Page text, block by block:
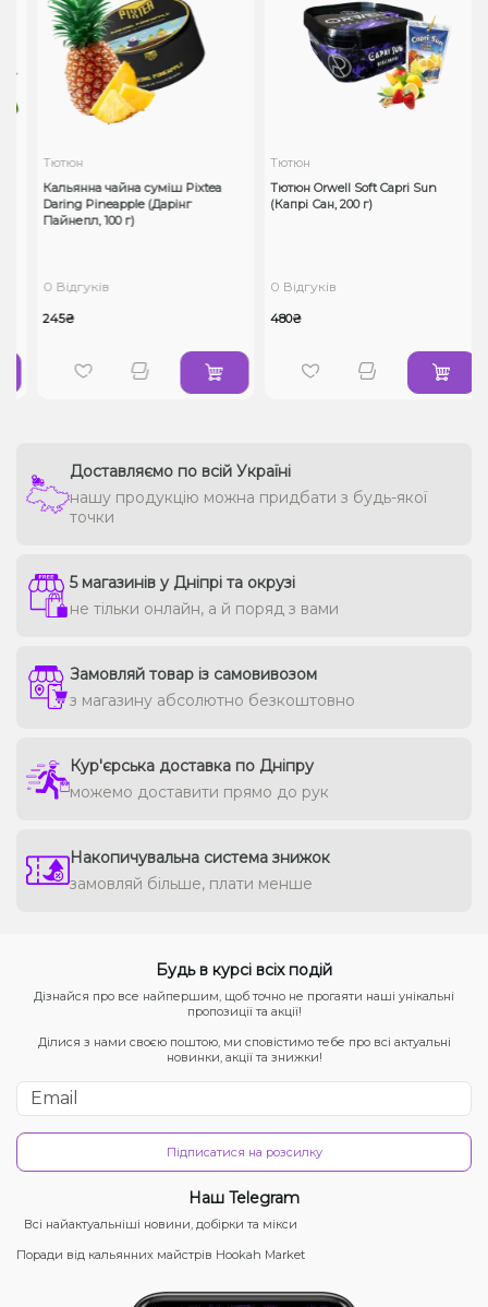
Тютюн
Кальянна чайна суміш Pixtea
Daring Pineapple (Дарінг
Пайнепл, 100 г)
0 Відгуків
245₴
Тютюн
Тютюн Orwell Soft Capri Sun
(Капрі Сан, 200 г)
0 Відгуків
480₴
Доставляємо по всій Україні
нашу продукцію можна придбати з будь-якої
точки
5 магазинів у Дніпрі та окрузі
не тільки онлайн, а й поряд з вами
Замовляй товар із самовивозом
з магазину абсолютно безкоштовно
Кур'єрська доставка по Дніпру
можемо доставити прямо до рук
Накопичувальна система знижок
замовляй більше, плати менше
Будь в курсі всіх подій
Дізнайся про все найпершим, щоб точно не прогаяти наші унікальні
пропозиції та акції!
Ділися з нами своєю поштою, ми сповістимо тебе про всі актуальні
новинки, акції та знижки!
Підписатися на розсилку
Наш Telegram
Всі найактуальніші новини, добірки та мікси
Поради від кальянних майстрів Hookah Market